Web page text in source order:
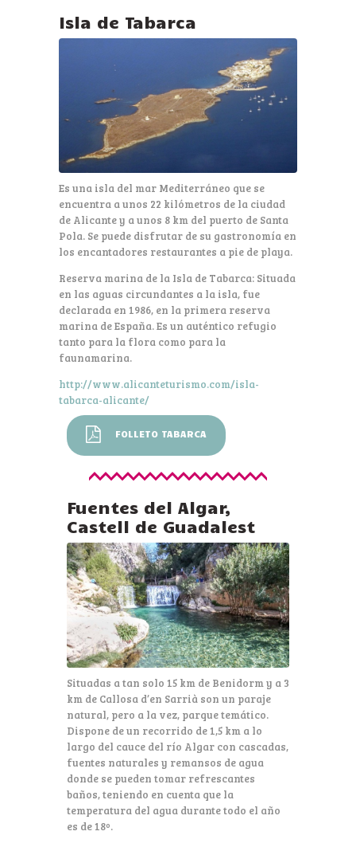
Isla de Tabarca
Es una isla del mar Mediterráneo que se
encuentra a unos 22 kilómetros de la ciudad
de Alicante y a unos 8 km del puerto de Santa
Pola. Se puede disfrutar de su gastronomía en
los encantadores restaurantes a pie de playa.
Reserva marina de la Isla de Tabarca: Situada
en las aguas circundantes a la isla, fue
declarada en 1986, en la primera reserva
marina de España. Es un auténtico refugio
tanto para la flora como para la
faunamarina.
http://www.alicanteturismo.com/isla-
tabarca-alicante/
FOLLETO TABARCA
Fuentes del Algar,
Castell de Guadalest
Situadas a tan solo 15 km de Benidorm y a 3
km de Callosa d’en Sarrià son un paraje
natural, pero a la vez, parque temático.
Dispone de un recorrido de 1,5 km a lo
largo del cauce del río Algar con cascadas,
fuentes naturales y remansos de agua
donde se pueden tomar refrescantes
baños, teniendo en cuenta que la
temperatura del agua durante todo el año
es de 18º.